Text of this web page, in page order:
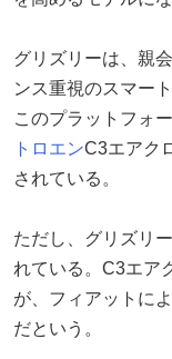
グリズリーは、親
ンス重視のスマー
このプラットフォ
トロエンC3エアク
されている。
ただし、グリズリ
れている。C3エア
が、フィアットに
だという。